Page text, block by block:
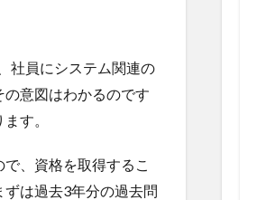
社員にシステム関連の
意図はわかるのです
す。
、資格を取得するこ
は過去3年分の過去問